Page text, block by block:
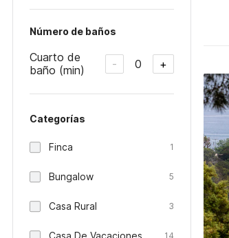
Número de baños
Cuarto de
baño (min)
- 0 +
Categorías
Finca 1
Bungalow 5
Casa Rural 3
Casa De Vacaciones 14